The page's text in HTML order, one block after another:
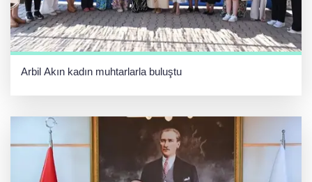
Arbil Akın kadın muhtarlarla buluştu